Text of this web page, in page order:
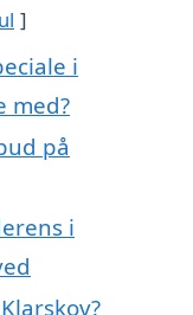
i
med?
på
i